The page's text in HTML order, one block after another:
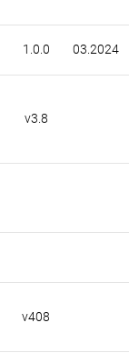
1.0.0 03.2024
v3.8
v408